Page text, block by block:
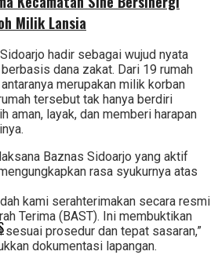
Milik Lansia
hadir sebagai wujud nyata
dana zakat. Dari 19 rumah
merupakan milik korban
tersebut tak hanya berdiri
aman, layak, dan memberi harapan
Baznas Sidoarjo yang aktif
rasa syukurnya atas
kami serahterimakan secara resmi
Terima (BAST). Ini membuktikan
sesuai prosedur dan tepat sasaran,”
dokumentasi lapangan.